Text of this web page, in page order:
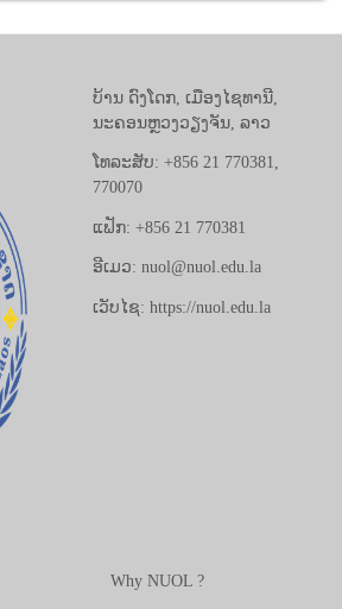
ບ້ານ ດົງໂດກ, ເມືອງໄຊທານີ,
ນະຄອນຫຼວງວຽງຈັນ, ລາວ
ໂທລະສັບ: +856 21 770381,
770070
ແຟັກ: +856 21 770381
ອີເມວ: nuol@nuol.edu.la
ເວັບໄຊ: https://nuol.edu.la
Why NUOL ?